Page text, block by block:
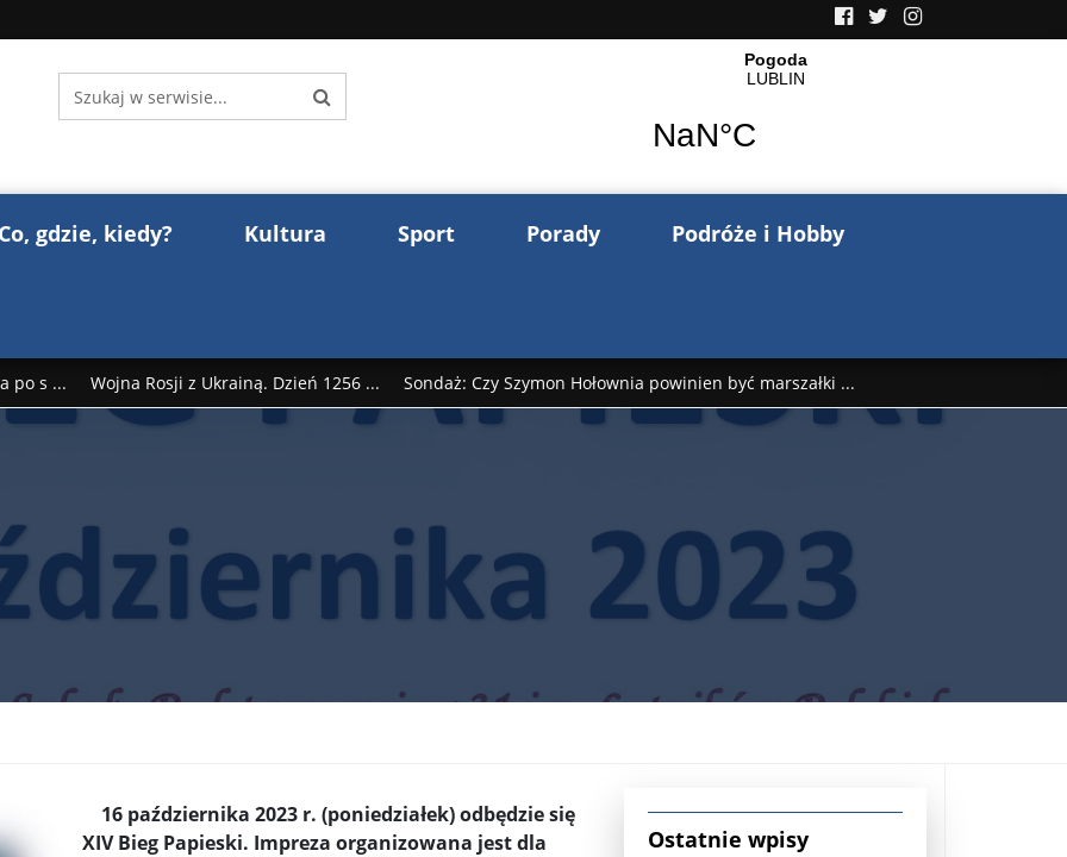
Co, gdzie, kiedy? Kultura Sport Porady Podróże i Hobby
po s ... Wojna Rosji z Ukrainą. Dzień 1256 ... Sondaż: Czy Szymon Hołownia powinien być marszałki ...
reaguje na słowa Dmitrija Miedwiediew ... Donald Trump znów pisze o wojnie na Ukrainie. Wspo ...
TV ... ABW zatrzymała szpiega. „Dopadniemy każdego. Racze ...
... TSUE uderza w plan Giorgii Meloni, by odsyłać imig ...
... Nowa metoda walki z kłusownictwem. Nosorożcom wstr ...
... Donald Trump zaostrza wojnę celną z Kanadą. Biały ... Wojna Rosji z Ukrainą. Dzień 1254 ...
16 października 2023 r. (poniedziałek) odbędzie się
XIV Bieg Papieski. Impreza organizowana jest dla
Ostatnie wpisy